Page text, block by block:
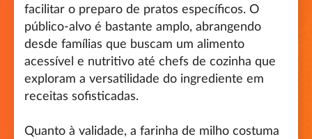
facilitar o preparo de pratos específicos. O
público-alvo é bastante amplo, abrangendo
desde famílias que buscam um alimento
acessível e nutritivo até chefs de cozinha que
exploram a versatilidade do ingrediente em
receitas sofisticadas.
Quanto à validade, a farinha de milho costuma